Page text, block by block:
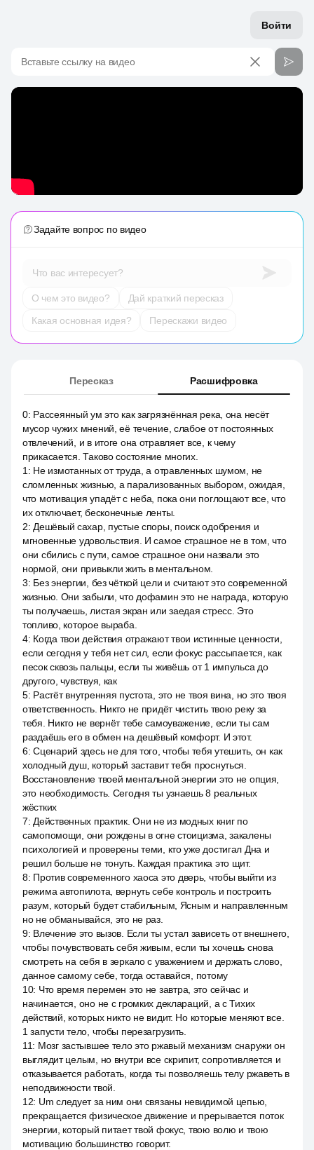
Войти
Вставьте ссылку на видео
Задайте вопрос по видео
Что вас интересует?
О чем это видео?
Дай краткий пересказ
Какая основная идея?
Перескажи видео
Пересказ Расшифровка
0: Рассеянный ум это как загрязнённая река, она несёт
мусор чужих мнений, её течение, слабое от постоянных
отвлечений, и в итоге она отравляет все, к чему
прикасается. Таково состояние многих.
1 : Не измотанных от труда, а отравленных шумом, не
сломленных жизнью, а парализованных выбором, ожидая,
что мотивация упадёт с неба, пока они поглощают все, что
их отключает, бесконечные ленты.
2: Дешёвый сахар, пустые споры, поиск одобрения и
мгновенные удовольствия. И самое страшное не в том, что
они сбились с пути, самое страшное они назвали это
нормой, они привыкли жить в ментальном.
3: Без энергии, без чёткой цели и считают это современной
жизнью. Они забыли, что дофамин это не награда, которую
ты получаешь, листая экран или заедая стресс. Это
топливо, которое выраба.
4: Когда твои действия отражают твои истинные ценности,
если сегодня у тебя нет сил, если фокус рассыпается, как
песок сквозь пальцы, если ты живёшь от 1 импульса до
другого, чувствуя, как
5: Растёт внутренняя пустота, это не твоя вина, но это твоя
ответственность. Никто не придёт чистить твою реку за
тебя. Никто не вернёт тебе самоуважение, если ты сам
раздаёшь его в обмен на дешёвый комфорт. И этот.
6:Сценарий здесь не для того, чтобы тебя утешить, он как
холодный душ, который заставит тебя проснуться.
Восстановление твоей ментальной энергии это не опция,
это необходимость. Сегодня ты узнаешь 8 реальных
жёстких
7: Действенных практик. Они не из модных книг по
самопомощи, они рождены в огне стоицизма, закалены
психологией и проверены теми, кто уже достигал Дна и
решил больше не тонуть. Каждая практика это щит.
8: Против современного хаоса это дверь, чтобы выйти из
режима автопилота, вернуть себе контроль и построить
разум, который будет стабильным, Ясным и направленным
но не обманывайся, это не раз.
9: Влечение это вызов. Если ты устал зависеть от внешнего,
чтобы почувствовать себя живым, если ты хочешь снова
смотреть на себя в зеркало с уважением и держать слово,
данное самому себе, тогда оставайся, потому
10: Что время перемен это не завтра, это сейчас и
начинается, оно не с громких деклараций, а с Тихих
действий, которых никто не видит. Но которые меняют все.
1 запусти тело, чтобы перезагрузить.
11: Мозг застывшее тело это ржавый механизм снаружи он
выглядит целым, но внутри все скрипит, сопротивляется и
отказывается работать, когда ты позволяешь телу ржаветь в
неподвижности твой.
12: Um следует за ним они связаны невидимой цепью,
прекращается физическое движение и прерывается поток
энергии, который питает твой фокус, твою волю и твою
мотивацию большинство говорит.